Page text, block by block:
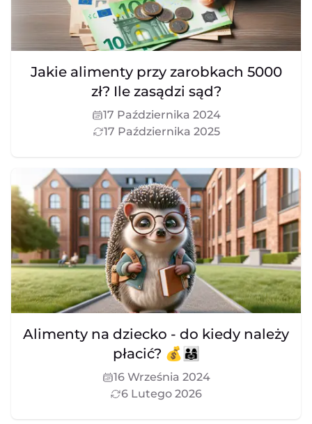
Jakie alimenty przy zarobkach 5000
zł? Ile zasądzi sąd?
17 Października 2024
17 Października 2025
Alimenty na dziecko - do kiedy należy
płacić? 💰👨‍👩‍👧
16 Września 2024
6 Lutego 2026